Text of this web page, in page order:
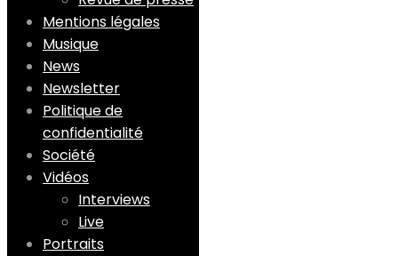
Mentions légales
Musique
News
Newsletter
Politique de
confidentialité
Société
Vidéos
Interviews
Live
Portraits